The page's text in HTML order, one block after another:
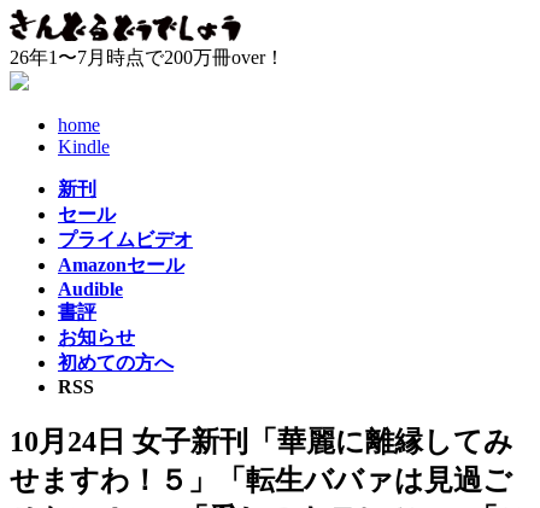
コ
ン
テ
ン
ナ
ビ
ゲ
ー
26年1〜7月時点で200万冊over！
home
Kindle
新刊
セール
プライムビデオ
Amazonセール
Audible
書評
お知らせ
初めての方へ
RSS
10月24日 女子新刊「華麗に離縁してみ
せますわ！５」「転生ババァは見過ご